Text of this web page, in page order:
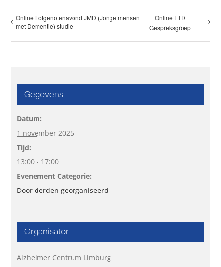
Online Lotgenotenavond JMD (Jonge mensen
met Dementie) studie
Online FTD
Gespreksgroep
Gegevens
Datum:
1 november 2025
Tijd:
13:00 - 17:00
Evenement Categorie:
Door derden georganiseerd
Organisator
Alzheimer Centrum Limburg